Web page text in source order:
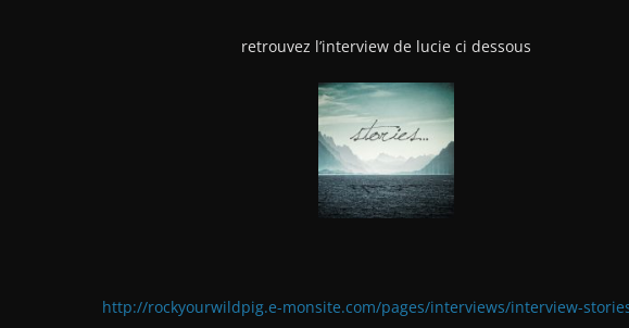
retrouvez l’interview de lucie ci dessous
http://rockyourwildpig.e-monsite.com/pages/interviews/interview-